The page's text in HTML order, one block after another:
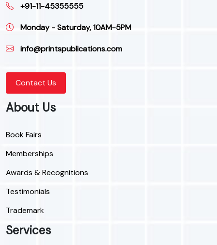
+91-11-45355555
Monday - Saturday, 10AM-5PM
info@printspublications.com
Contact Us
About Us
Book Fairs
Memberships
Awards & Recognitions
Testimonials
Trademark
Services